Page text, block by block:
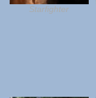
Starfighter